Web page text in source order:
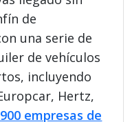
de
una serie de
de vehículos
incluyendo
Hertz,
empresas de